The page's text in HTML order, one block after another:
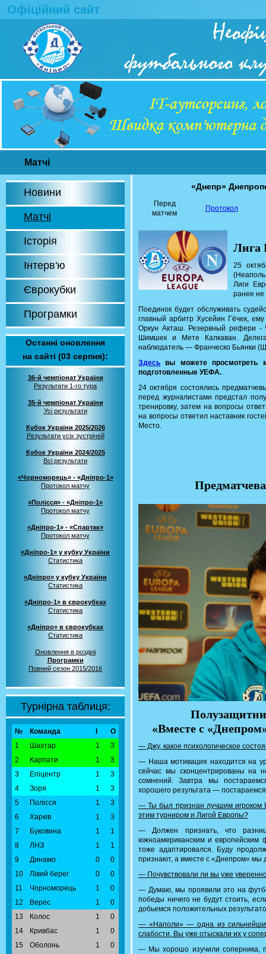
Офіційний сайт
Матчі
Новини
Матчі
Історія
Інтерв'ю
Єврокубки
Програмки
Останні оновлення
на сайті (03 серпня):
36-й чемпіонат України
Результати 1-го тура
35-й чемпіонат України
Усі результати
Кубок України 2025/2026
Результати усіх зустрічей
Кубок України 2024/2025
Всі результати
«Чорноморець» - «Дніпро-1»
Протокол матчу
«Полісся» - «Дніпро-1»
Протокол матчу
«Дніпро-1» - «Спартак»
Протокол матчу
«Дніпро-1» у кубку України
Статистика
«Дніпро» у кубку України
Статистика
«Дніпро-1» в єврокубках
Статистика
«Дніпро» в єврокубках
Статистика
Оновлення в розділі
Програмки
Повний сезон 2015/2016
Турнірна таблиця:
№ Команда
О
1
Шахтар 1
3
2
Карпати 1
3
3
Епіцентр 1
3
4
Зоря 1
3
5
Полісся 1
3
6
Харків 1
3
7
Буковина 1
1
8
ЛНЗ 1
1
9
Динамо 0
0
10
Лівий берег 0
0
11
Чорноморець 1
0
12
Верес 1
0
13
Колос 1
0
14
Кривбас 1
0
15
Оболонь 1
0
«Днепр»
Перед
матчем
Протокол
Лига
25
Лиги
ранее не
Поединок будет обслуживать
главный арбитр Хусейин Гёчек,
Оркун Акташ. Резервный рефери -
Шимшек и Мете Калкаван.
наблюдатель — Франческо Бьянки
Здесь вы можете просмотреть
подготовленные УЕФА.
24 октября состоялись
перед журналистами предстал
тренировку, затем на вопросы
на вопросы ответил наставник
Место.
«Вместе с
— Джу, какое психологическое
— Наша мотивация находится на
сейчас мы сконцентрированы на
сомнений. Завтра мы
хорошего результата —
— Ты был признан лучшим игроком
этим турниром и Лигой Европы?
— Должен признать, что
южноамериканским и европейским
тоже адаптировался. Буду
признают, а вместе с «Днепром» мы
— Почувствовали ли вы уже
— Думаю, мы проявили это на
победы ничего не будут стоить,
добьемся положительных
— «Наполи» — одна из
слабости. Вы уже отыскали их у
— Мы хорошо изучили соперника,